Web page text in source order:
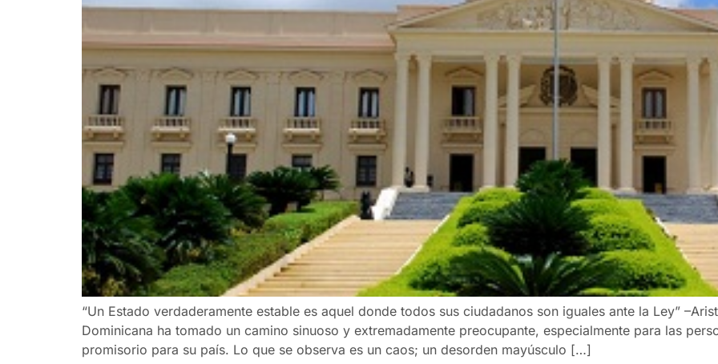
“Un Estado verdaderamente estable es aquel donde todos sus ciudadanos son iguales ante la Ley”
Dominicana ha tomado un camino sinuoso y extremadamente preocupante, especialmente para las
promisorio para su país. Lo que se observa es un caos; un desorden mayúsculo […]